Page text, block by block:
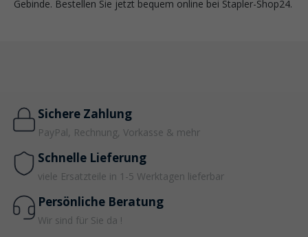
Gebinde. Bestellen Sie jetzt bequem online bei Stapler-Shop24.
Sichere Zahlung
PayPal, Rechnung, Vorkasse & mehr
Schnelle Lieferung
viele Ersatzteile in 1-5 Werktagen lieferbar
Persönliche Beratung
Wir sind für Sie da !